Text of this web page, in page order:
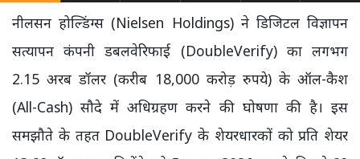
नीलसन होल्डिंग्स (Nielsen Holdings) ने डिजिटल विज्ञापन
सत्यापन कंपनी डबलवेरिफाई (DoubleVerify) का लगभग
2.15 अरब डॉलर (करीब 18,000 करोड़ रुपये) के ऑल-कैश
(All-Cash) सौदे में अधिग्रहण करने की घोषणा की है। इस
समझौते के तहत DoubleVerify के शेयरधारकों को प्रति शेयर